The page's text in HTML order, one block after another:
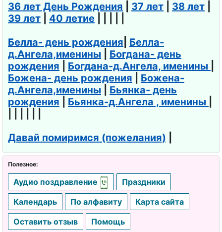
36 лет День Рождения 37 лет 38 лет
39 лет
40 летие
Белла- день рождения Белла-
д.Ангела,именины
Богдана- день
рождения
Богдана-д.Ангела, именины
Божена- день рождения
Божена-
д.Ангела,именины
Бьянка- день
рождения
Бьянка-д.Ангела , именины
Давай помиримся (пожелания)
Полезное:
Аудио поздравление
Праздники
Календарь
По алфавиту
Карта сайта
Оставить отзыв
Помощь